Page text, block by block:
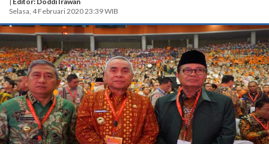
Selasa, 4 Februari 2020 23:39 WIB